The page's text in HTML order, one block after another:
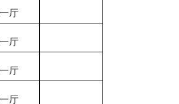
厅
厅
厅
厅